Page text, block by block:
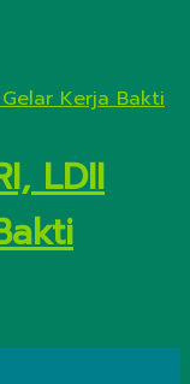
LDII